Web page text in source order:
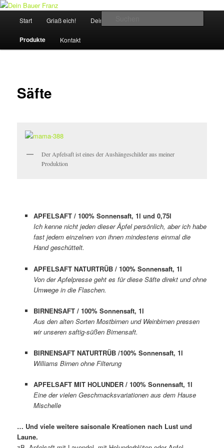
Dein Bauer Franz
Griaß Eich!
Zum
Inhalt
Start Griaß eich! Dein Bauer Franz
Produkte Kontakt
Säfte
Der Apfelsaft ist eines der Aushängeschilder aus meiner
Produktion
APFELSAFT / 100% Sonnensaft, 1l und 0,75l
Ich kenne nicht jeden dieser Äpfel persönlich, aber ich habe
fast jedem einzelnen von ihnen mindestens einmal die
Hand geschüttelt.
APFELSAFT NATURTRÜB / 100% Sonnensaft, 1l
Von der Apfelpresse geht es für diese Säfte direkt und ohne
Umwege in die Flaschen.
BIRNENSAFT / 100% Sonnensaft, 1l
Aus den alten Sorten Mostbirnen und Weinbirnen pressen
wir unseren saftig-süßen Birnensaft.
BIRNENSAFT NATURTRÜB /100% Sonnensaft, 1l
Williams Birnen ohne Filterung
APFELSAFT MIT HOLUNDER / 100% Sonnensaft, 1l
Eine der vielen Geschmacksvariationen aus dem Hause
Mischelle
… Und viele weitere saisonale Kreationen nach Lust und
Laune.